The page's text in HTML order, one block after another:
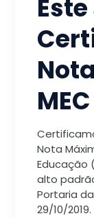
MEC
Nota
Educação
alto
Portaria da
29/10/2019.